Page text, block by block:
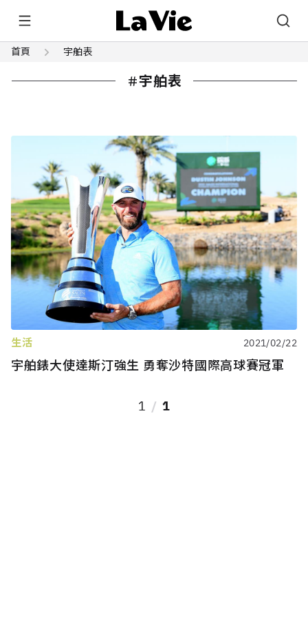
首頁 宇舶表
宇舶表
生活 2021/02/22
宇舶錶大使達斯汀強生 勇奪沙特國際高球賽冠軍
1 1